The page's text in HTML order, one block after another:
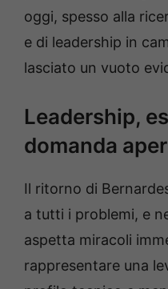
oggi, spesso alla
e di leadership in
lasciato un vuoto
Leadership,
domanda
Il ritorno di
a tutti i problemi, e
aspetta miracoli
rappresentare una